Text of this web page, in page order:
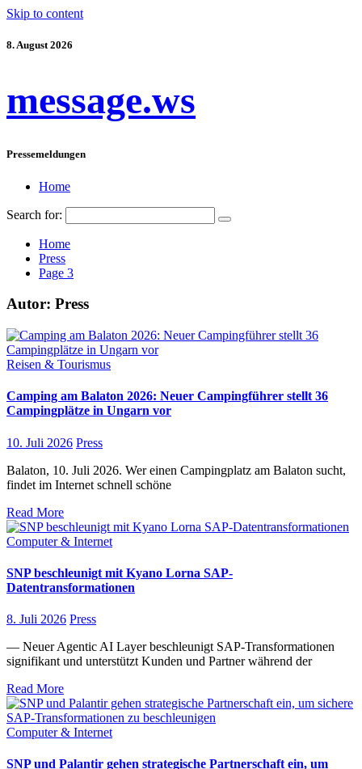
Skip to content
8. August 2026
message.ws
Pressemeldungen
Home
Search for:
Home
Press
Page 3
Autor: Press
Reisen & Tourismus
Camping am Balaton 2026: Neuer Campingführer stellt 36
Campingplätze in Ungarn vor
10. Juli 2026 Press
Balaton, 10. Juli 2026. Wer einen Campingplatz am Balaton sucht,
findet im Internet schnell schöne
Read More
Computer & Internet
SNP beschleunigt mit Kyano Lorna SAP-
Datentransformationen
8. Juli 2026 Press
— Neuer Agentic AI Layer beschleunigt SAP-Transformationen
signifikant und unterstützt Kunden und Partner während der
Read More
Computer & Internet
SNP und Palantir gehen strategische Partnerschaft ein, um